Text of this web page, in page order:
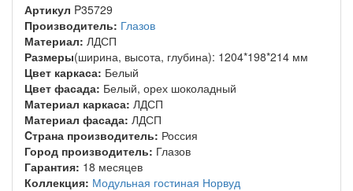
Артикул P35729
Производитель: Глазов
Материал: ЛДСП
Размеры(ширина, высота, глубина): 1204*198*214 мм
Цвет каркаса: Белый
Цвет фасада: Белый, орех шоколадный
Материал каркаса: ЛДСП
Материал фасада: ЛДСП
Cтрана производитель: Россия
Город производитель: Глазов
Гарантия: 18 месяцев
Коллекция: Модульная гостиная Норвуд